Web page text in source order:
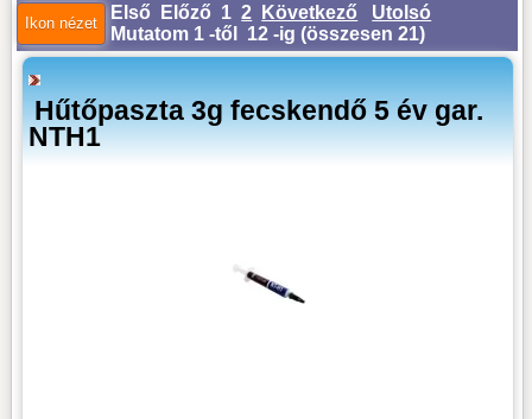
Első Előző 1 2 Következő
Utolsó
Mutatom 1 -től 12 -ig (összesen 21)
Hűtőpaszta 3g fecskendő 5 év gar.
NTH1